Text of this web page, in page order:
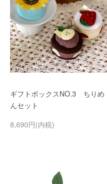
ギフトボックスNO.3 ちりめ
んセット
8,690円(内税)